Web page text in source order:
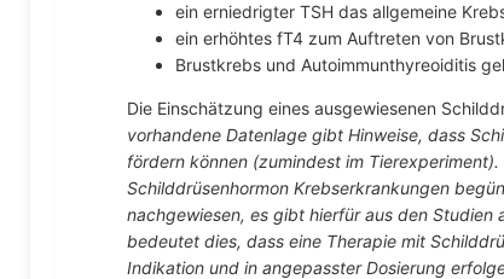
ein erniedrigter TSH das allgemeine
ein erhöhtes fT4 zum Auftreten von
Brustkrebs und Autoimmunthyreoiditis
Die Einschätzung eines ausgewiesenen
vorhandene Datenlage gibt Hinweise, dass
fördern können (zumindest im
Schilddrüsenhormon Krebserkrankungen
nachgewiesen, es gibt hierfür aus den Studien
bedeutet dies, dass eine Therapie mit
Indikation und in angepasster Dosierung